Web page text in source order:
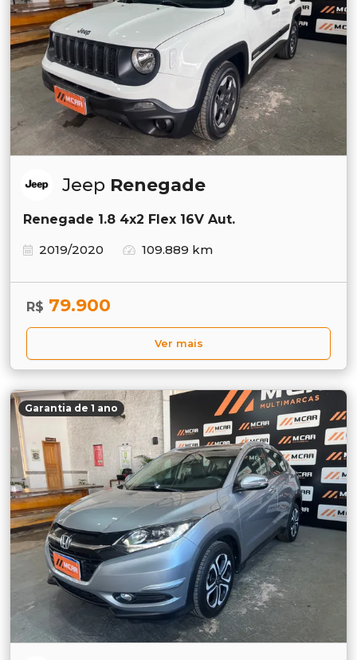
Jeep Renegade
Renegade 1.8 4x2 Flex 16V Aut.
2019/2020
109.889 km
R$ 79.900
Ver mais
Garantia de 1 ano